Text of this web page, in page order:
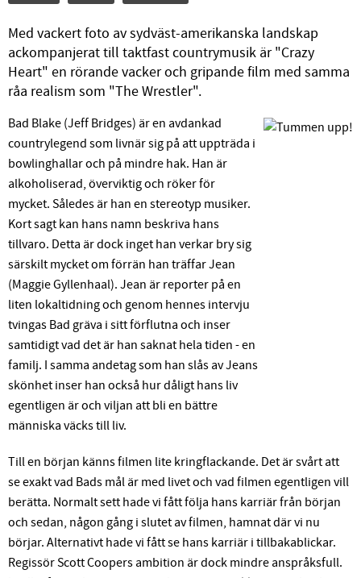
Med vackert foto av sydväst-amerikanska landskap
ackompanjerat till taktfast countrymusik är "Crazy
Heart" en rörande vacker och gripande film med samma
råa realism som "The Wrestler".
Bad Blake (Jeff Bridges) är en avdankad
countrylegend som livnär sig på att uppträda i
bowlinghallar och på mindre hak. Han är
alkoholiserad, överviktig och röker för
mycket. Således är han en stereotyp musiker.
Kort sagt kan hans namn beskriva hans
tillvaro. Detta är dock inget han verkar bry sig
särskilt mycket om förrän han träffar Jean
(Maggie Gyllenhaal). Jean är reporter på en
liten lokaltidning och genom hennes intervju
tvingas Bad gräva i sitt förflutna och inser
samtidigt vad det är han saknat hela tiden - en
familj. I samma andetag som han slås av Jeans
skönhet inser han också hur dåligt hans liv
egentligen är och viljan att bli en bättre
människa väcks till liv.
Till en början känns filmen lite kringflackande. Det är svårt att
se exakt vad Bads mål är med livet och vad filmen egentligen vill
berätta. Normalt sett hade vi fått följa hans karriär från början
och sedan, någon gång i slutet av filmen, hamnat där vi nu
börjar. Alternativt hade vi fått se hans karriär i tillbakablickar.
Regissör Scott Coopers ambition är dock mindre anspråksfull.